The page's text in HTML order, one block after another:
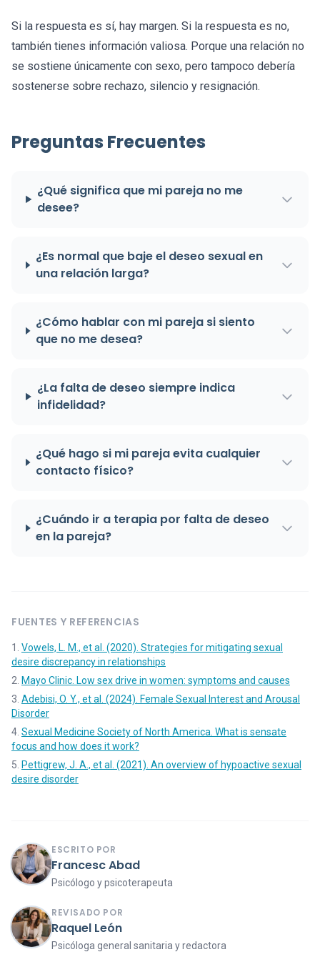
Si la respuesta es sí, hay margen. Si la respuesta es no,
también tienes información valiosa. Porque una relación no
se sostiene únicamente con sexo, pero tampoco debería
sostenerse sobre rechazo, silencio y resignación.
Preguntas Frecuentes
¿Qué significa que mi pareja no me
desee?
¿Es normal que baje el deseo sexual en
una relación larga?
¿Cómo hablar con mi pareja si siento
que no me desea?
¿La falta de deseo siempre indica
infidelidad?
¿Qué hago si mi pareja evita cualquier
contacto físico?
¿Cuándo ir a terapia por falta de deseo
en la pareja?
FUENTES Y REFERENCIAS
Vowels, L. M., et al. (2020). Strategies for mitigating sexual
desire discrepancy in relationships
Mayo Clinic. Low sex drive in women: symptoms and causes
Adebisi, O. Y., et al. (2024). Female Sexual Interest and Arousal
Disorder
Sexual Medicine Society of North America. What is sensate
focus and how does it work?
Pettigrew, J. A., et al. (2021). An overview of hypoactive sexual
desire disorder
ESCRITO POR
Francesc Abad
Psicólogo y psicoterapeuta
REVISADO POR
Raquel León
Psicóloga general sanitaria y redactora